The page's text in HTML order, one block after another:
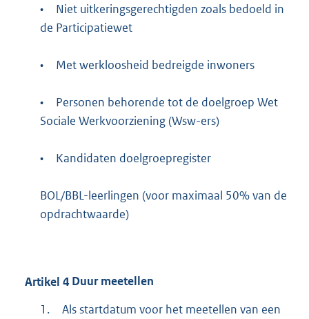
•
Niet uitkeringsgerechtigden zoals bedoeld in
de Participatiewet
• Met werkloosheid bedreigde inwoners
•
Personen behorende tot de doelgroep Wet
Sociale Werkvoorziening (Wsw-ers)
• Kandidaten doelgroepregister
BOL/BBL-leerlingen (voor maximaal 50% van de
opdrachtwaarde)
Artikel 4 Duur meetellen
1.
Als startdatum voor het meetellen van een